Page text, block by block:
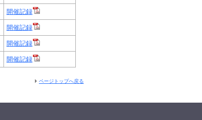
開催記録
開催記録
開催記録
開催記録
ページトップへ戻る